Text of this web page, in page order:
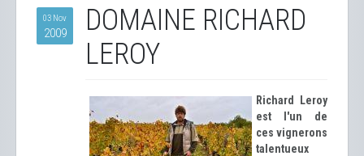
03 Nov
2009
DOMAINE RICHARD
LEROY
Richard Leroy
est l'un de
ces vignerons
talentueux